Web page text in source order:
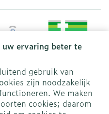
ervaring beter te
gebruik van
zijn noodzakelijk
We maken
cookies; daarom